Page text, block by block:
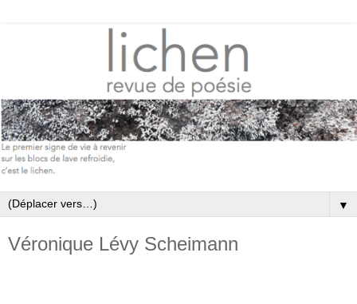
▼
Véronique Lévy Scheimann